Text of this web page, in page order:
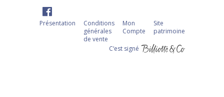
Présentation
Conditions
générales
de vente
Mon
Compte
Site
patrimoine
C‘est signé